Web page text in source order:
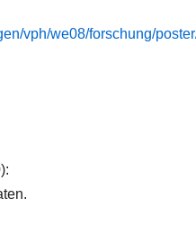
​vph/​we08​/​forschung/​